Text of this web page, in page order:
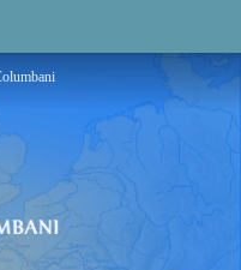
à Château-Thierry